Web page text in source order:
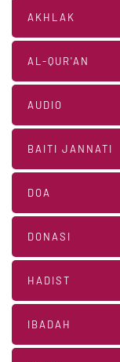
AKHLAK
AL-QUR'AN
AUDIO
BAITI JANNATI
DOA
DONASI
HADIST
IBADAH